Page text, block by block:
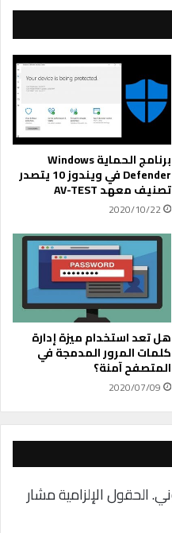
برنامج الحماية Windows
Defender في ويندوز 10 يتصدر
تصنيف معهد AV-TEST
2020/10/22
هل تعد استخدام ميزة إدارة
كلمات المرور المدمجة في
المتصفح آمنة؟
2020/07/09
الحقول الإلزامية مشار